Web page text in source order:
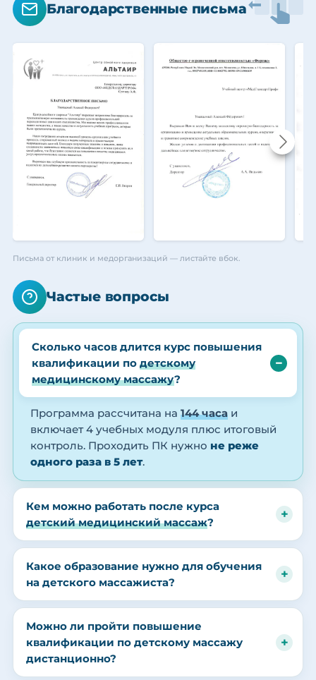
Благодарственные письма
Письма от клиник и медорганизаций — листайте вбок.
Частые вопросы
Сколько часов длится курс повышения
квалификации по детскому
медицинскому массажу?
Программа рассчитана на 144 часа и
включает 4 учебных модуля плюс итоговый
контроль. Проходить ПК нужно не реже
одного раза в 5 лет.
Кем можно работать после курса
детский медицинский массаж?
Какое образование нужно для обучения
на детского массажиста?
Можно ли пройти повышение
квалификации по детскому массажу
дистанционно?